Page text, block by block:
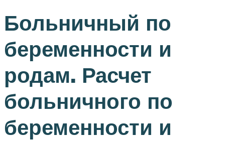
Больничный по
беременности и
родам. Расчет
больничного по
беременности и